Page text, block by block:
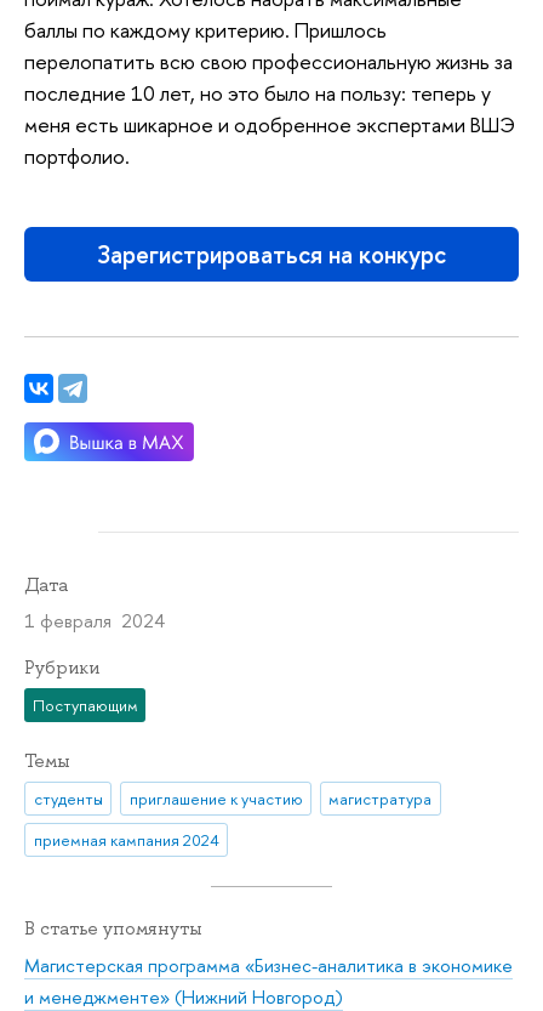
баллы по каждому критерию. Пришлось
перелопатить всю свою профессиональную жизнь за
последние 10 лет, но это было на пользу: теперь у
меня есть шикарное и одобренное экспертами ВШЭ
портфолио.
Зарегистрироваться на конкурс
Дата
1 февраля 2024
Рубрики
Поступающим
Темы
студенты приглашение к участию
магистратура
приемная кампания 2024
В статье упомянуты
Магистерская программа «Бизнес-аналитика в экономике
и менеджменте» (Нижний Новгород)